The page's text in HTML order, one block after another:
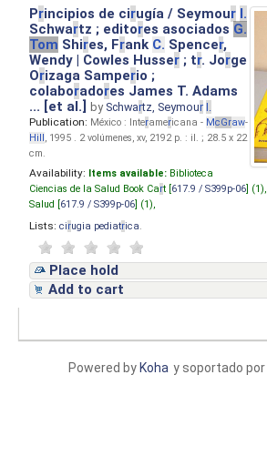
Principios de cirugía / Seymour I.
Schwartz ; editores asociados G.
Tom Shires, Frank C. Spencer,
Wendy | Cowles Husser ; tr. Jorge
Orizaga Samperio ;
colaboradores James T. Adams
... [et al.]by Schwartz, Seymour I.
Publication: México : Interamericana - McGraw-
Hill, 1995 . 2 volúmenes, xv, 2192 p. : il. ; 28.5 x 22
cm.
Availability: Items available: Biblioteca
Ciencias de la Salud Book Cart [ 617.9 / S399p-06 ] (1),
Salud [ 617.9 / S399p-06 ] (1),
Lists: cirugia pediatrica
Place hold
Add to cart
y soportado por
Powered by Koha